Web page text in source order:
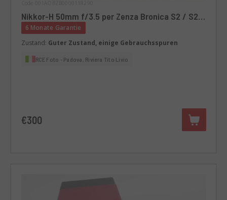
Nikkor-H 50mm f/3.5 per Zenza Bronica S2 / S2A
(B)
6 Monate Garantie
Zustand: Guter Zustand, einige Gebrauchsspuren
RCE Foto - Padova, Riviera Tito Livio
€300